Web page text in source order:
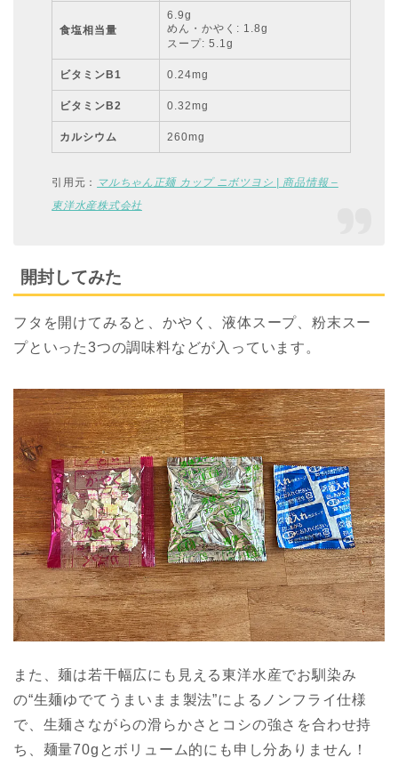
食塩相当量
6.9g
めん・かやく: 1.8g
スープ: 5.1g
ビタミンB1 0.24mg
ビタミンB2 0.32mg
カルシウム 260mg
引用元： マルちゃん正麺 カップ ニボツヨシ | 商品情報 –
東洋水産株式会社
開封してみた
フタを開けてみると、かやく、液体スープ、粉末スー
プといった3つの調味料などが入っています。
また、麺は若干幅広にも見える東洋水産でお馴染み
の“生麺ゆでてうまいまま製法”によるノンフライ仕様
で、生麺さながらの滑らかさとコシの強さを合わせ持
ち、麺量70gとボリューム的にも申し分ありません！